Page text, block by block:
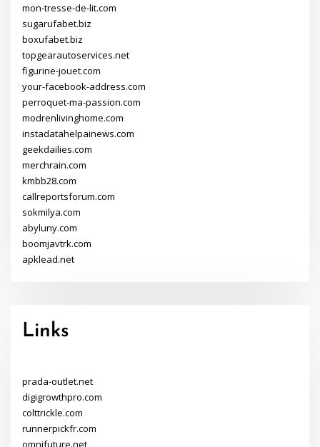
mon-tresse-de-lit.com
sugarufabet.biz
boxufabet.biz
topgearautoservices.net
figurine-jouet.com
your-facebook-address.com
perroquet-ma-passion.com
modrenlivinghome.com
instadatahelpainews.com
geekdailies.com
merchrain.com
kmbb28.com
callreportsforum.com
sokmilya.com
abyluny.com
boomjavtrk.com
apklead.net
Links
prada-outlet.net
digigrowthpro.com
colttrickle.com
runnerpickfr.com
omnifuture.net